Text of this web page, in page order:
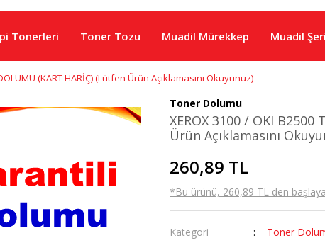
Tonerleri Toner Tozu Muadil Mürekkep Muadil
(KART HARİÇ) (Lütfen Ürün Açıklamasını Okuyunuz)
Toner Dolumu
XEROX 3100 / OKI B2500
Ürün Açıklamasını
260,89 TL
*Bu ürünü, 260,89 TL den
Kategori
Toner